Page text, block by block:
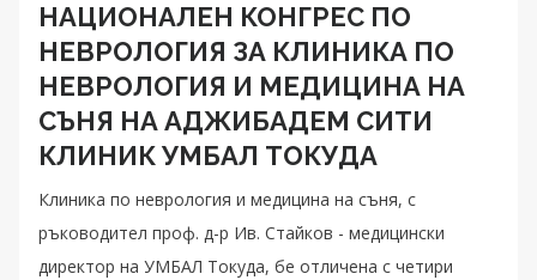
НАЦИОНАЛЕН КОНГРЕС ПО
НЕВРОЛОГИЯ ЗА КЛИНИКА ПО
НЕВРОЛОГИЯ И МЕДИЦИНА НА
СЪНЯ НА АДЖИБАДЕМ СИТИ
КЛИНИК УМБАЛ ТОКУДА
Клиника по неврология и медицина на съня, с
ръководител проф. д-р Ив. Стайков - медицински
директор на УМБАЛ Токуда, бе отличена с четири